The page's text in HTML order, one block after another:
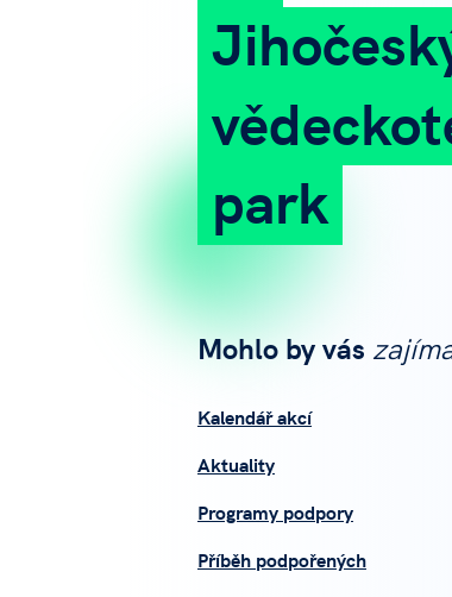
park
Mohlo by vás
Kalendář akcí
Aktuality
Programy podpory
Příběh podpořených